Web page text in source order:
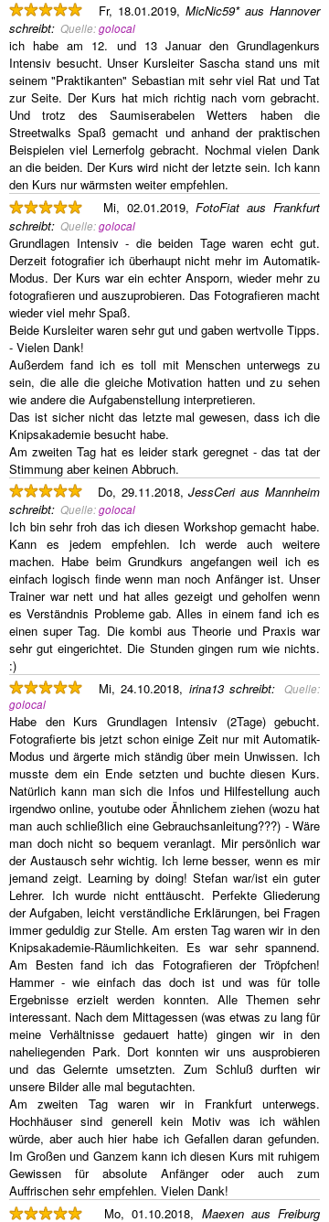
Fr, 18.01.2019, MicNic59* aus Hannover
schreibt: Quelle:golocal
ich habe am 12. und 13 Januar den Grundlagenkurs
Intensiv besucht. Unser Kursleiter Sascha stand uns mit
seinem "Praktikanten" Sebastian mit sehr viel Rat und Tat
zur Seite. Der Kurs hat mich richtig nach vorn gebracht.
Und trotz des Saumiserabelen Wetters haben die
Streetwalks Spaß gemacht und anhand der praktischen
Beispielen viel Lernerfolg gebracht. Nochmal vielen Dank
an die beiden. Der Kurs wird nicht der letzte sein. Ich kann
den Kurs nur wärmsten weiter empfehlen.
Mi, 02.01.2019,FotoFiat aus Frankfurt
schreibt: Quelle:golocal
Grundlagen Intensiv - die beiden Tage waren echt gut.
Derzeit fotografier ich überhaupt nicht mehr im Automatik-
Modus. Der Kurs war ein echter Ansporn, wieder mehr zu
fotografieren und auszuprobieren. Das Fotografieren macht
wieder viel mehr Spaß.
Beide Kursleiter waren sehr gut und gaben wertvolle Tipps.
- Vielen Dank!
Außerdem fand ich es toll mit Menschen unterwegs zu
sein, die alle die gleiche Motivation hatten und zu sehen
wie andere die Aufgabenstellung interpretieren.
Das ist sicher nicht das letzte mal gewesen, dass ich die
Knipsakademie besucht habe.
Am zweiten Tag hat es leider stark geregnet - das tat der
Stimmung aber keinen Abbruch.
Do, 29.11.2018,JessCeri aus Mannheim
schreibt: Quelle:golocal
Ich bin sehr froh das ich diesen Workshop gemacht habe.
Kann es jedem empfehlen. Ich werde auch weitere
machen. Habe beim Grundkurs angefangen weil ich es
einfach logisch finde wenn man noch Anfänger ist. Unser
Trainer war nett und hat alles gezeigt und geholfen wenn
es Verständnis Probleme gab. Alles in einem fand ich es
einen super Tag. Die kombi aus Theorie und Praxis war
sehr gut eingerichtet. Die Stunden gingen rum wie nichts.
:)
Mi, 24.10.2018, irina13 schreibt:Quelle:
golocal
Habe den Kurs Grundlagen Intensiv (2Tage) gebucht.
Fotografierte bis jetzt schon einige Zeit nur mit Automatik-
Modus und ärgerte mich ständig über mein Unwissen. Ich
musste dem ein Ende setzten und buchte diesen Kurs.
Natürlich kann man sich die Infos und Hilfestellung auch
irgendwo online, youtube oder Ähnlichem ziehen (wozu hat
man auch schließlich eine Gebrauchsanleitung???) - Wäre
man doch nicht so bequem veranlagt. Mir persönlich war
der Austausch sehr wichtig. Ich lerne besser, wenn es mir
jemand zeigt. Learning by doing! Stefan war/ist ein guter
Lehrer. Ich wurde nicht enttäuscht. Perfekte Gliederung
der Aufgaben, leicht verständliche Erklärungen, bei Fragen
immer geduldig zur Stelle. Am ersten Tag waren wir in den
Knipsakademie-Räumlichkeiten. Es war sehr spannend.
Am Besten fand ich das Fotografieren der Tröpfchen!
Hammer - wie einfach das doch ist und was für tolle
Ergebnisse erzielt werden konnten. Alle Themen sehr
interessant. Nach dem Mittagessen (was etwas zu lang für
meine Verhältnisse gedauert hatte) gingen wir in den
naheliegenden Park. Dort konnten wir uns ausprobieren
und das Gelernte umsetzten. Zum Schluß durften wir
unsere Bilder alle mal begutachten.
Am zweiten Tag waren wir in Frankfurt unterwegs.
Hochhäuser sind generell kein Motiv was ich wählen
würde, aber auch hier habe ich Gefallen daran gefunden.
Im Großen und Ganzem kann ich diesen Kurs mit ruhigem
Gewissen für absolute Anfänger oder auch zum
Auffrischen sehr empfehlen. Vielen Dank!
Mo, 01.10.2018, Maexen aus Freiburg